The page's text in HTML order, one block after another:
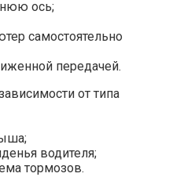
ось;
самостоятельно
передачей.
от типа
водителя;
тормозов.